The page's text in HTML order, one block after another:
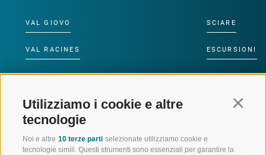
Utilizziamo i cookie e altre
tecnologie
Noi e altre 10 terze parti selezionate utilizziamo cookie e
tecnologie simili. Questi strumenti sono essenziali per garantire la
VAL GIOVO
VAL RACINES
VAL RIDANNA
IMPIANTI DI RISALITA
SCUOLA DI SCI RACINES
SCIARE
ESCURSIONI
ALTA